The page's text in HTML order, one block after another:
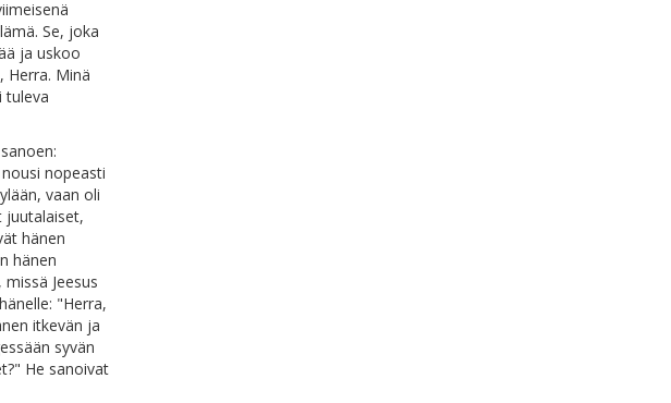
Se, joka
ja uskoo
Herra. Minä
tuleva
nopeasti
vaan oli
juutalaiset,
hänen
hänen
Jeesus
"Herra,
itkevän ja
syvän
He sanoivat